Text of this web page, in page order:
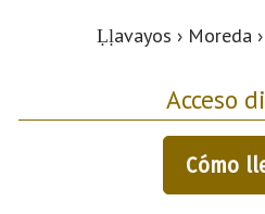
Ḷḷavayos › Moreda
Acceso
Cómo